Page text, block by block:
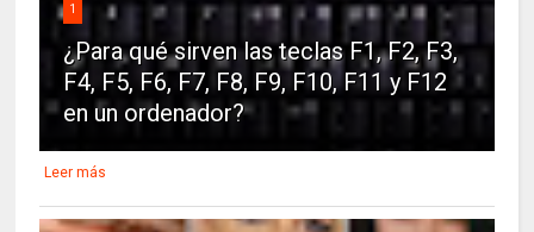
1
¿Para qué sirven las teclas F1, F2, F3,
F4, F5, F6, F7, F8, F9, F10, F11 y F12
en un ordenador?
Leer más